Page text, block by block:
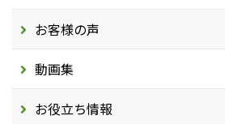
お客様の声
動画集
お役立ち情報